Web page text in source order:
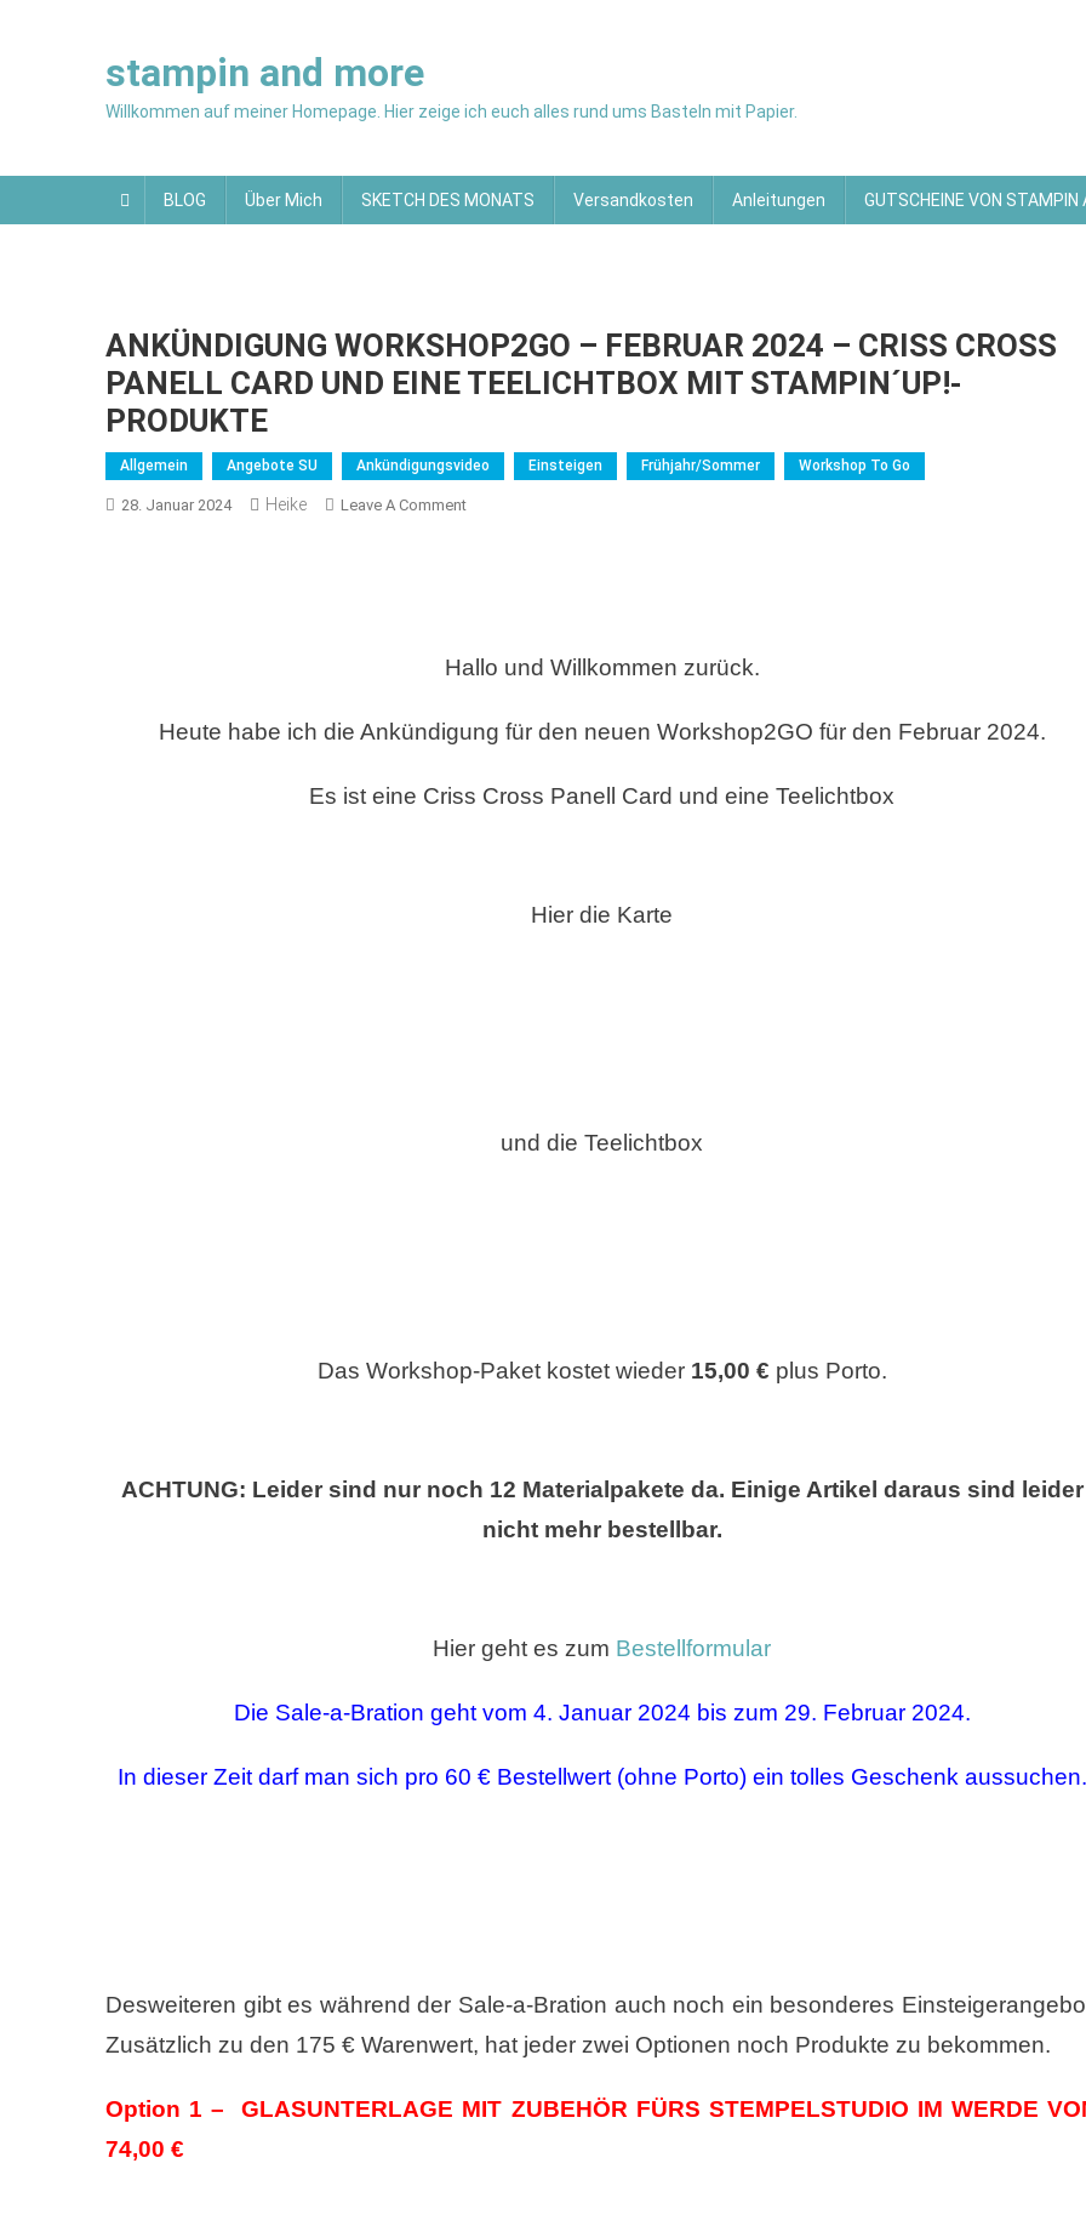
stampin and more
Willkommen auf meiner Homepage. Hier zeige ich euch alles rund ums Basteln mit Papier.
BLOG Über Mich SKETCH DES MONATS Versandkosten Anleitungen GUTSCHEINE VON STAMPIN
ANKÜNDIGUNG WORKSHOP2GO – FEBRUAR 2024 – CRISS CROSS
PANELL CARD UND EINE TEELICHTBOX MIT STAMPIN´UP!-
PRODUKTE
Allgemein Angebote SU Ankündigungsvideo Einsteigen Frühjahr/Sommer Workshop To Go
28. Januar 2024 Heike Leave A CommentOn
–
CROSS
Hallo und Willkommen zurück.
Heute habe ich die Ankündigung für den neuen Workshop2GO für den Februar 2024.
Es ist eine Criss Cross Panell Card und eine Teelichtbox
Hier die Karte
und die Teelichtbox
Das Workshop-Paket kostet wieder 15,00 € plus Porto.
ACHTUNG: Leider sind nur noch 12 Materialpakete da. Einige Artikel daraus sind leider
nicht mehr bestellbar.
Hier geht es zum Bestellformular
Die Sale-a-Bration geht vom 4. Januar 2024 bis zum 29. Februar 2024.
In dieser Zeit darf man sich pro 60 € Bestellwert (ohne Porto) ein tolles Geschenk aussuchen.
Desweiteren gibt es während der Sale-a-Bration auch noch ein besonderes
Zusätzlich zu den 175 € Warenwert, hat jeder zwei Optionen noch Produkte zu bekommen.
Option 1 – GLASUNTERLAGE MIT ZUBEHÖR FÜRS STEMPELSTUDIO IM WERDE
74,00 €